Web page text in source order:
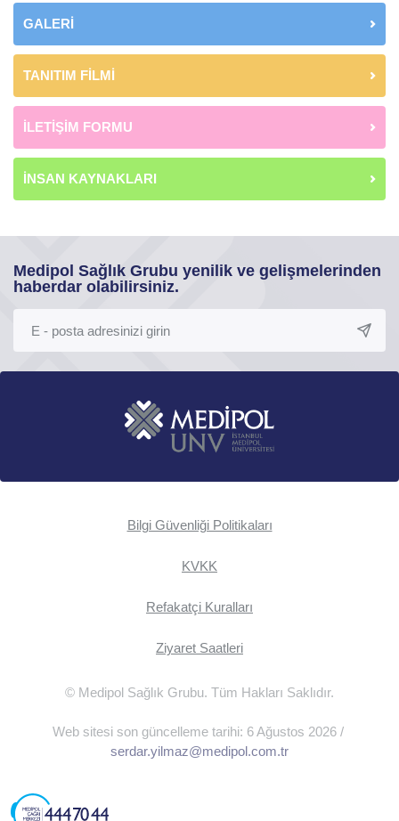
GALERİ
TANITIM FİLMİ
İLETİŞİM FORMU
İNSAN KAYNAKLARI
Medipol Sağlık Grubu yenilik ve gelişmelerinden
haberdar olabilirsiniz.
Bilgi Güvenliği Politikaları
KVKK
Refakatçi Kuralları
Ziyaret Saatleri
© Medipol Sağlık Grubu. Tüm Hakları Saklıdır.
Web sitesi son güncelleme tarihi: 6 Ağustos 2026 /
serdar.yilmaz@medipol.com.tr